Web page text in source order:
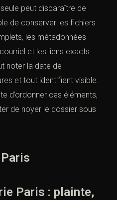
peut disparaître de
de conserver les fichiers
les métadonnées
et les liens exacts.
noter la date de
et tout identifiant visible.
d’ordonner ces éléments,
de noyer le dossier sous
Paris : plainte,